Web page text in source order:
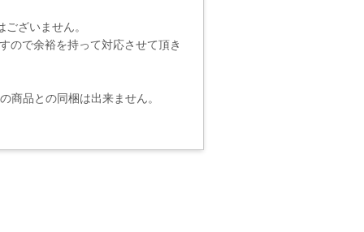
ざいません。
ので余裕を持って対応させて頂き
品との同梱は出来ません。